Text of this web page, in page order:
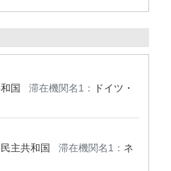
和国 滞在機関名1：
ドイツ・
主共和国 滞在機関名1： ネ